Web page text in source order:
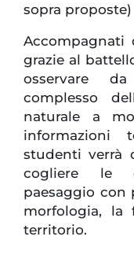
sopra
Accompagnati
grazie al
osservare
complesso
naturale a
informazioni
studenti verrà
cogliere le
paesaggio con
morfologia,
territorio.